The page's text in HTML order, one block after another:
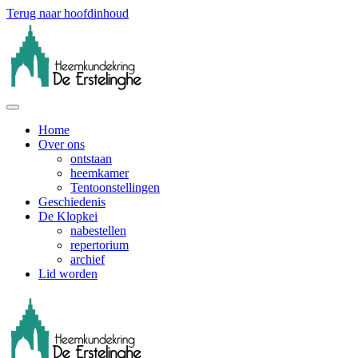
Terug naar hoofdinhoud
Home
Over ons
ontstaan
heemkamer
Tentoonstellingen
Geschiedenis
De Klopkei
nabestellen
repertorium
archief
Lid worden